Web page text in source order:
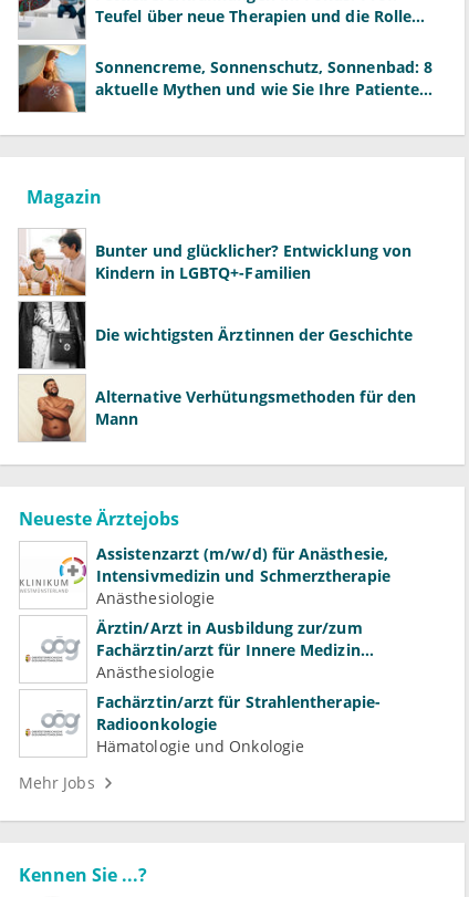
Teufel über neue Therapien und die Rolle
Sonnencreme, Sonnenschutz, Sonnenbad: 8
aktuelle Mythen und wie Sie Ihre Patienten
Magazin
Bunter und glücklicher? Entwicklung von
Kindern in LGBTQ+-Familien
Die wichtigsten Ärztinnen der Geschichte
Alternative Verhütungsmethoden für den
Mann
Neueste Ärztejobs
Assistenzarzt (m/w/d) für Anästhesie,
Intensivmedizin und Schmerztherapie
Anästhesiologie
Ärztin/Arzt in Ausbildung zur/zum
Fachärztin/arzt für Innere Medizin
(Kardiologie, Nephrologie, Intensivmedizin)
Anästhesiologie
Fachärztin/arzt für Strahlentherapie-
Radioonkologie
Hämatologie und Onkologie
Mehr Jobs
Kennen Sie ...?